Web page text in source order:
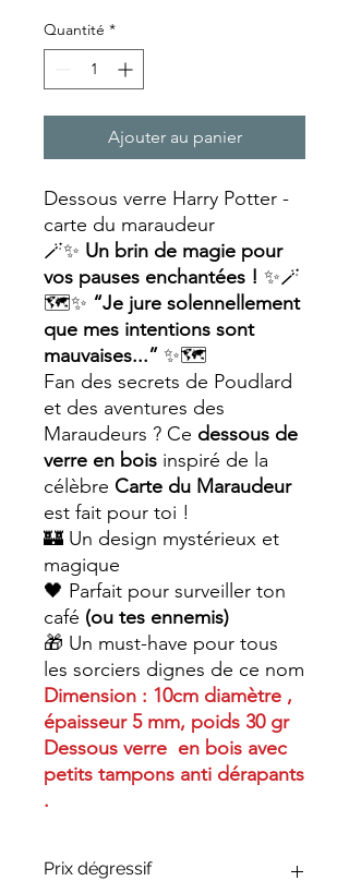
Quantité *
Ajouter au panier
Dessous verre Harry Potter -
carte du maraudeur
🪄✨ Un brin de magie pour
vos pauses enchantées ! ✨🪄
🗺️✨ “Je jure solennellement
que mes intentions sont
mauvaises...” ✨🗺️
Fan des secrets de Poudlard
et des aventures des
Maraudeurs ? Ce dessous de
verre en bois inspiré de la
célèbre Carte du Maraudeur
est fait pour toi !
🏰 Un design mystérieux et
magique
🖤 Parfait pour surveiller ton
café (ou tes ennemis)
🎁 Un must-have pour tous
les sorciers dignes de ce nom
Dimension : 10cm diamètre ,
épaisseur 5 mm, poids 30 gr
Dessous verre en bois avec
petits tampons anti dérapants
.
Prix dégressif